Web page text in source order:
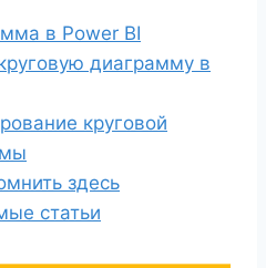
в Power BI
диаграмму в
круговой
здесь
статьи